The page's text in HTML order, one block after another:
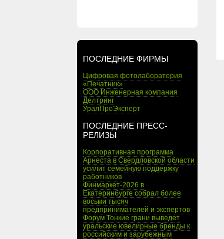
ПОСЛЕДНИЕ ФИРМЫ
Цифровая фотолаборатория
«Печатник»
ООО Инженерная компания
Делтринг
УралПроЭксперт
ПОСЛЕДНИЕ ПРЕСС-
РЕЛИЗЫ
Корпоративная программа
Арнеста в Свердловской области
усилит семейную поддержку
работников
Финмаркет-2026 в
Екатеринбурге собрал более
восьми тысяч
предпринимателей и экспертов
Форум Тонкие грани выведет
уральские ювелирные бренды к
российским и зарубежным